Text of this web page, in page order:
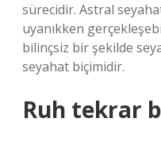
sürecidir. Astral
uyanıkken
bilinçsiz bir şekilde
seyahat biçimidir.
Ruh tekrar